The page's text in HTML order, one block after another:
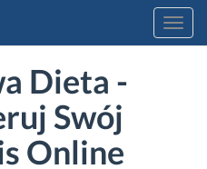
Dieta -
Swój
Online